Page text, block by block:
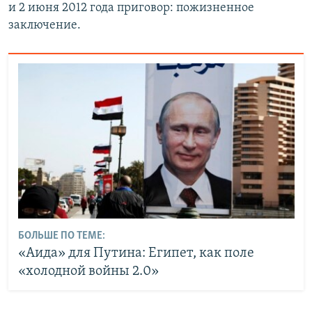
и 2 июня 2012 года приговор: пожизненное
заключение.
БОЛЬШЕ ПО ТЕМЕ:
«Аида» для Путина: Египет, как поле
«холодной войны 2.0»